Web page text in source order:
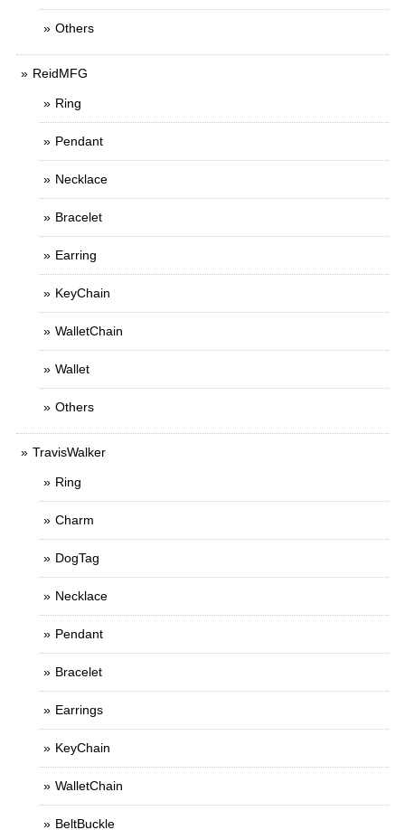
Others
ReidMFG
Ring
Pendant
Necklace
Bracelet
Earring
KeyChain
WalletChain
Wallet
Others
TravisWalker
Ring
Charm
DogTag
Necklace
Pendant
Bracelet
Earrings
KeyChain
WalletChain
BeltBuckle